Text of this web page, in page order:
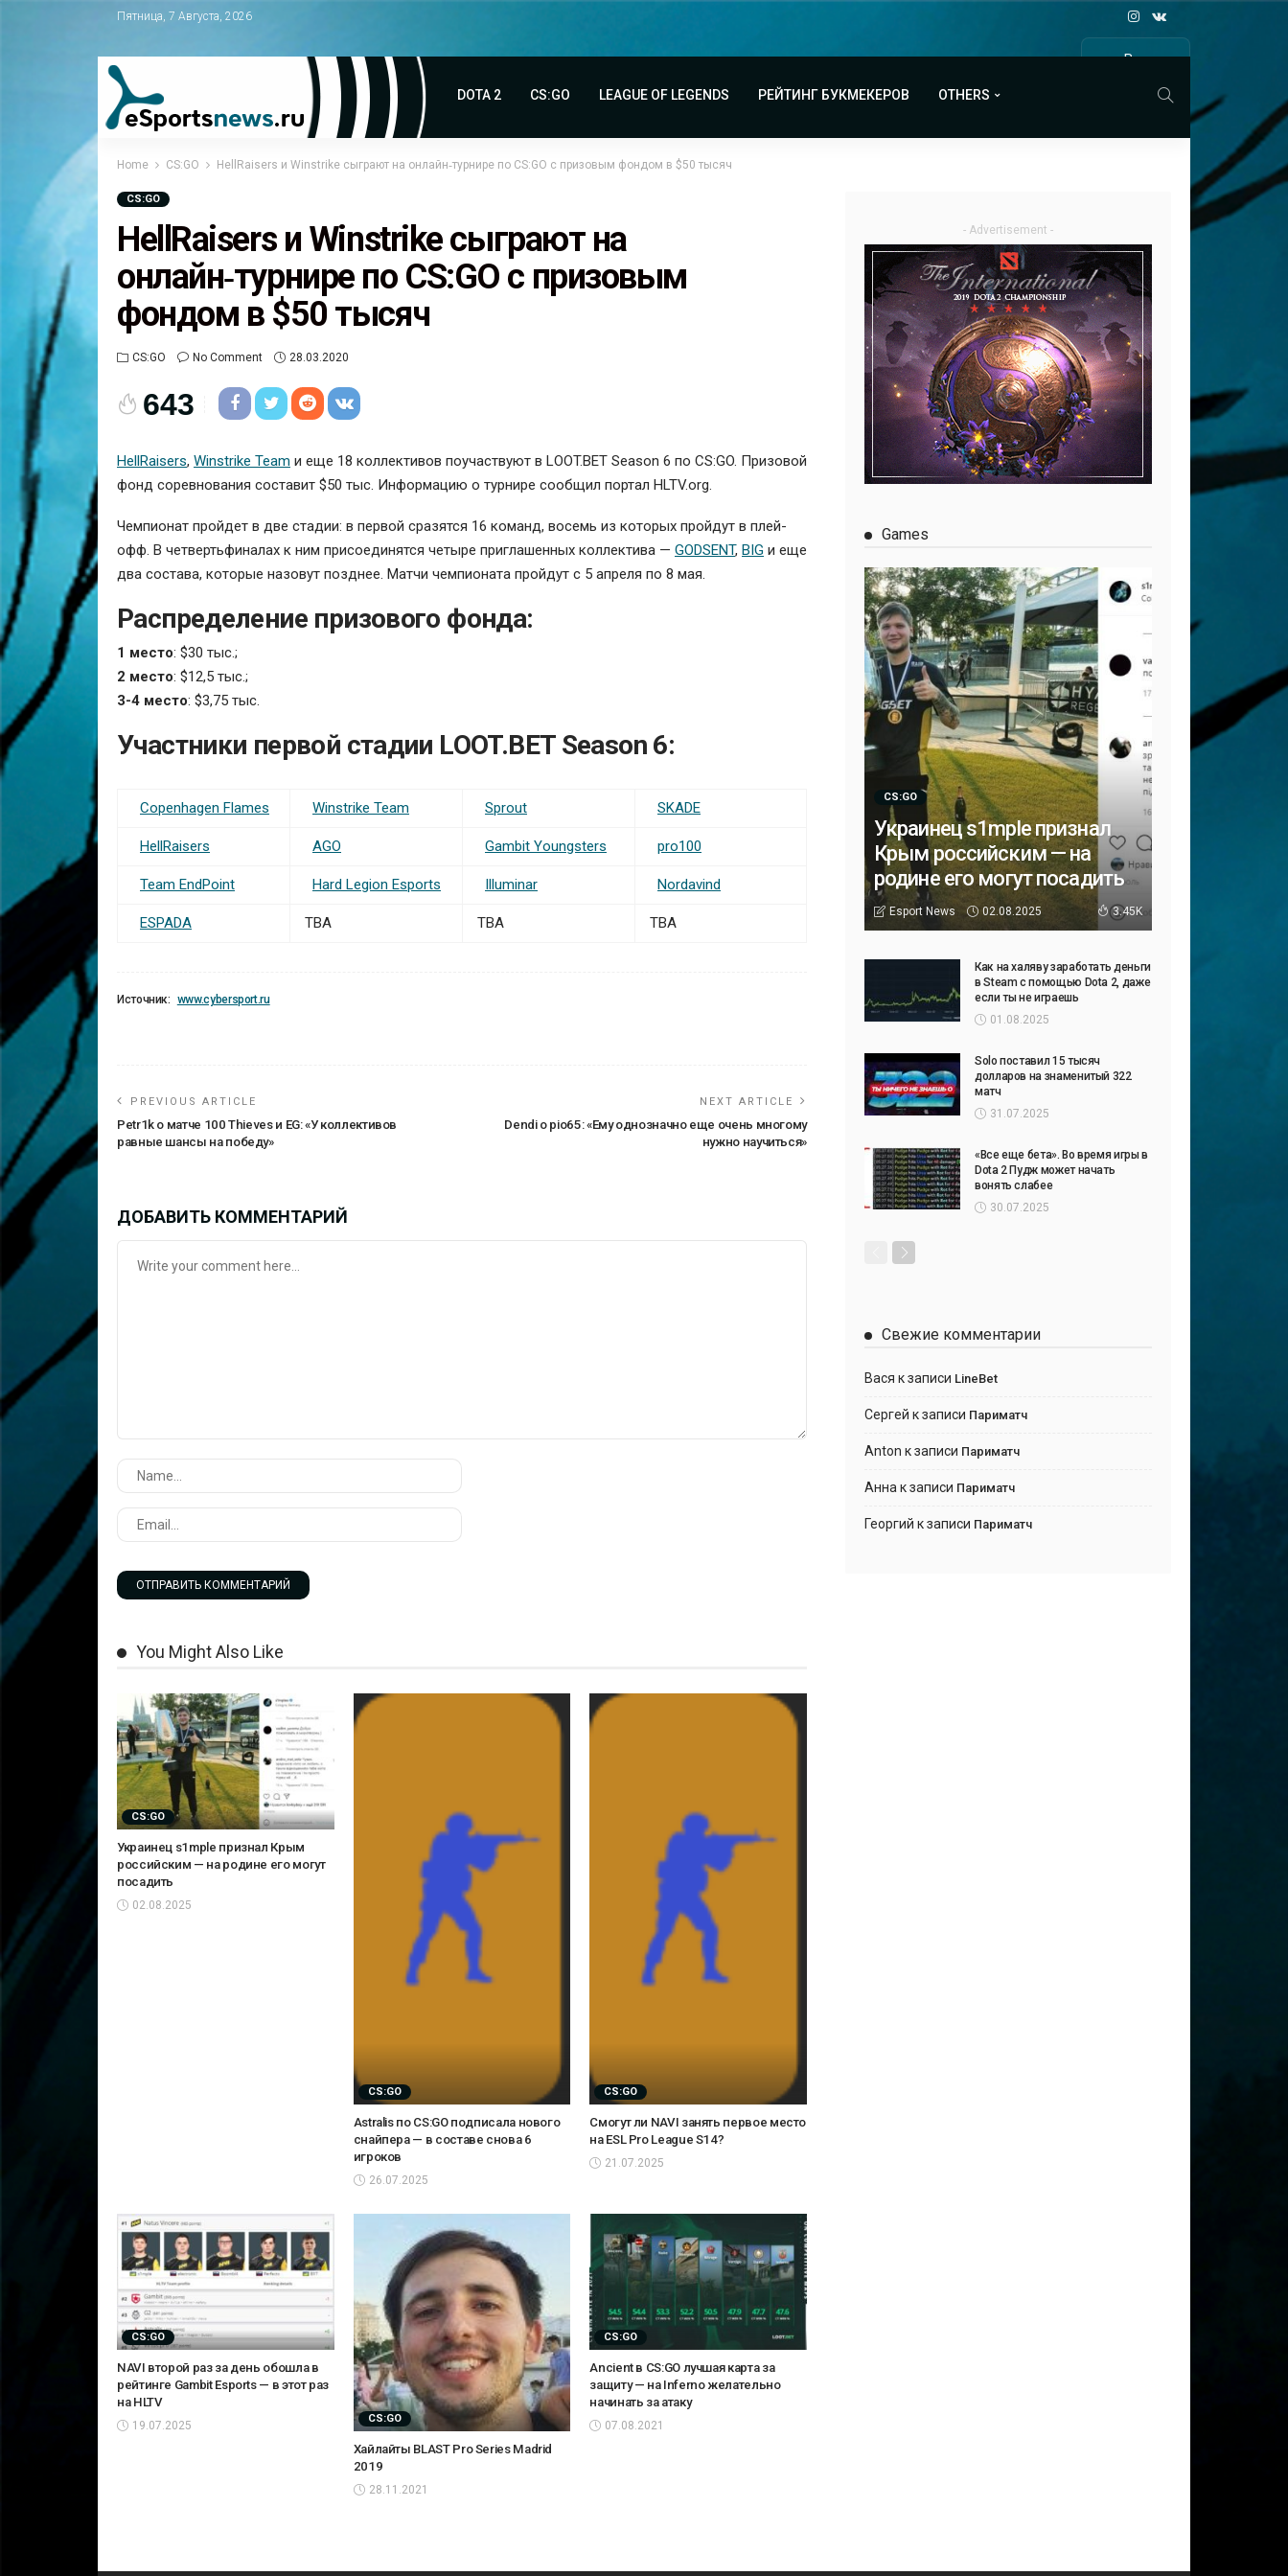
Пятница, 7 Августа, 2026
Все
DOTA 2 CS:GO LEAGUE OF LEGENDS РЕЙТИНГ БУКМЕКЕРОВ OTHERS
Home CS:GO HellRaisers и Winstrike сыграют на онлайн‑турнире по CS:GO с призовым фондом в $50 тысяч
CS:GO
HellRaisers и Winstrike сыграют на
онлайн‑турнире по CS:GO с призовым
фондом в $50 тысяч
CS:GO No Comment 28.03.2020
643
HellRaisers, Winstrike Team и еще 18 коллективов поучаствуют в LOOT.BET Season 6 по CS:GO. Призовой
фонд соревнования составит $50 тыс. Информацию о турнире сообщил портал HLTV.org.
Чемпионат пройдет в две стадии: в первой сразятся 16 команд, восемь из которых пройдут в плей-
офф. В четвертьфиналах к ним присоединятся четыре приглашенных коллектива — GODSENT, BIG и еще
два состава, которые назовут позднее. Матчи чемпионата пройдут с 5 апреля по 8 мая.
Распределение призового фонда:
1 место: $30 тыс.;
2 место: $12,5 тыс.;
3-4 место: $3,75 тыс.
Участники первой стадии LOOT.BET Season 6:
Copenhagen Flames Winstrike Team Sprout SKADE
HellRaisers AGO Gambit Youngsters pro100
Team EndPoint Hard Legion Esports Illuminar Nordavind
ESPADA TBA TBA TBA
Источник: www.cybersport.ru
PREVIOUS ARTICLE
Petr1k о матче 100 Thieves и EG: «У коллективов
равные шансы на победу»
NEXT ARTICLE
Dendi о pio65: «Ему однозначно еще очень многому
нужно научиться»
ДОБАВИТЬ КОММЕНТАРИЙ
You Might Also Like
CS:GO
Украинец s1mple признал Крым
российским — на родине его могут
посадить
02.08.2025
CS:GO
Astralis по CS:GO подписала нового
снайпера — в составе снова 6
игроков
26.07.2025
CS:GO
Смогут ли NAVI занять первое место
на ESL Pro League S14?
21.07.2025
CS:GO
NAVI второй раз за день обошла в
рейтинге Gambit Esports — в этот раз
на HLTV
19.07.2025
CS:GO
Хайлайты BLAST Pro Series Madrid
2019
28.11.2021
CS:GO
Ancient в CS:GO лучшая карта за
защиту — на Inferno желательно
начинать за атаку
07.08.2021
- Advertisement -
Games
CS:GO
Украинец s1mple признал
Крым российским — на
родине его могут посадить
Esport News 02.08.2025 3.45K
Как на халяву заработать деньги
в Steam с помощью Dota 2, даже
если ты не играешь
01.08.2025
Solo поставил 15 тысяч
долларов на знаменитый 322
матч
31.07.2025
«Все еще бета». Во время игры в
Dota 2 Пудж может начать
вонять слабее
30.07.2025
Свежие комментарии
Вася к записи LineBet
Сергей к записи Париматч
Anton к записи Париматч
Анна к записи Париматч
Георгий к записи Париматч